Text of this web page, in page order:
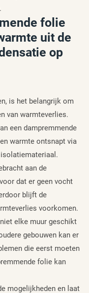
folie
uit de
op
is het belangrijk om
van warmteverlies.
een dampremmende
warmte ontsnapt via
aan de
dat er geen vocht
blijft de
voorkomen.
elke muur geschikt
gebouwen kan er
die eerst moeten
folie kan
mogelijkheden en laat